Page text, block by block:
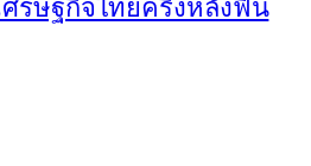
รษฐกิจไทยครึ่งหลังฟื้น